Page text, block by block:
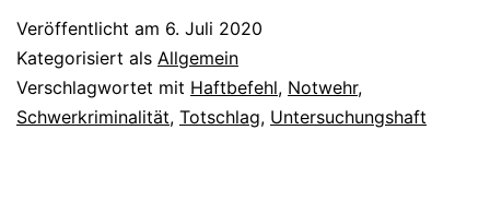
Veröffentlicht am 6. Juli 2020
Kategorisiert als Allgemein
Verschlagwortet mit Haftbefehl, Notwehr,
Schwerkriminalität, Totschlag, Untersuchungshaft